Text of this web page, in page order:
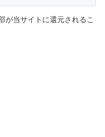
が当サイトに還元されるこ